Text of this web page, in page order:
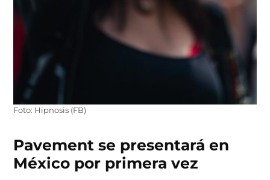
Foto: Hipnosis (FB)
Pavement se presentará en
México por primera vez